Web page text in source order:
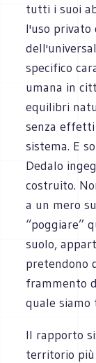
tutti i suoi
l'uso privato
specifico
umana in
equilibri
senza
sistema. E
Dedalo
costruito.
a un mero
“poggiare”
suolo,
pretendono
frammento
quale
Il rapporto
territorio più